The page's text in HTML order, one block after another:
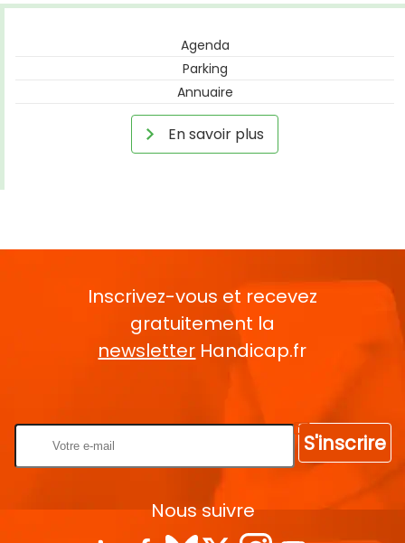
Agenda
Parking
Annuaire
En savoir plus
Inscrivez-vous et recevez
gratuitement la
newsletter Handicap.fr
S'inscrire
Nous suivre